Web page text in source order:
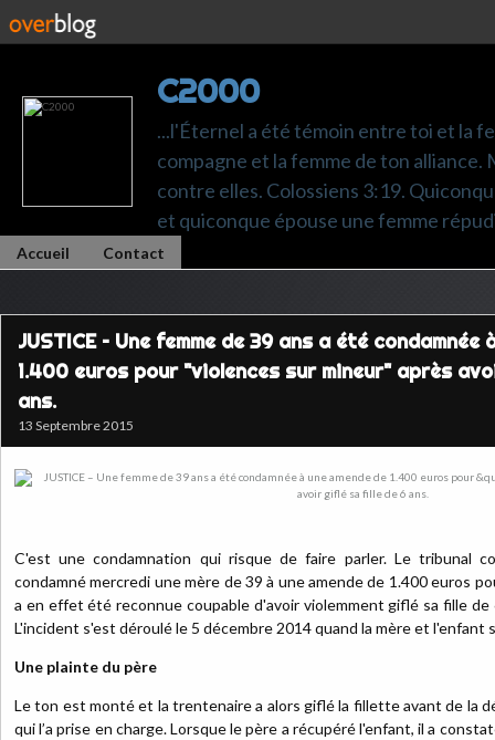
C2000
...l'Éternel a été témoin entre toi et la
compagne et la femme de ton alliance.
contre elles. Colossiens 3:19.
et quiconque épouse une femme
Accueil Contact
JUSTICE – Une femme de 39 ans a été condamnée
1.400 euros pour "violences sur mineur" après
ans.
13 Septembre 2015
C'est une condamnation qui risque de faire parler. Le tribunal
condamné mercredi une mère de 39 à une amende de 1.400 euros
a en effet été reconnue coupable d'avoir violemment giflé sa fille
L'incident s'est déroulé le 5 décembre 2014 quand la mère et
Une plainte du père
Le ton est monté et la trentenaire a alors giflé la fillette avant de la
qui l’a prise en charge. Lorsque le père a récupéré l'enfant, il a